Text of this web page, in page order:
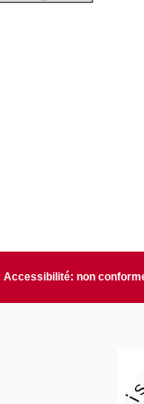
Accessibilité: non